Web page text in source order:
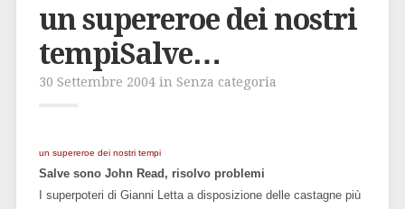
un supereroe dei nostri
tempiSalve…
30 Settembre 2004 in Senza categoria
un supereroe dei nostri tempi
Salve sono John Read, risolvo problemi
I superpoteri di Gianni Letta a disposizione delle castagne più